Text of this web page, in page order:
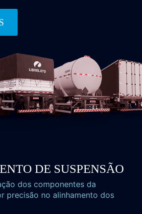
DE SUSPENSÃO
dos componentes da
precisão no alinhamento dos